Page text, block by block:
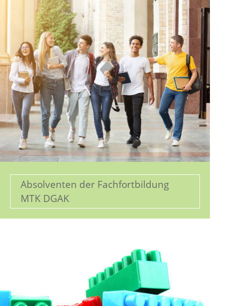
Absolventen der Fachfortbildung
MTK DGAK